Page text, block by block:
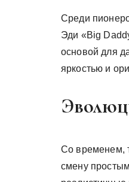
Среди
Эди «Big
основой для
яркостью и
Со временем,
смену